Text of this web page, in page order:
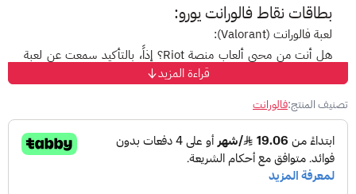
بطاقات نقاط فالورانت يورو:
لعبة فالورانت (Valorant):
هل أنت من محبي ألعاب منصة Riot؟ إذاً، بالتأكيد سمعت عن لعبة
Valorant، واحدة من أشهر وأكثر ألعاب التصويب إثارة على الساحة
العالمية.
تجربة لعب مميزة:
تُقدم لك فالورانت ساحة تنافسية 5 ضد 5، حيث تختار عميلك
قراءة المزيد
تصنيف المنتج:فالورانت